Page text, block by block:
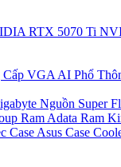
RTX 5070 Ti
VGA AI Phổ
Nguồn Super
Ram Adata Ram
Case Asus Case